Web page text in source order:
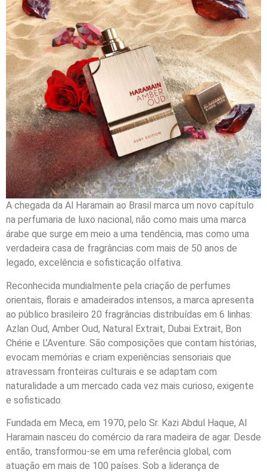
A chegada da Al Haramain ao Brasil marca um novo capítulo
na perfumaria de luxo nacional, não como mais uma marca
árabe que surge em meio a uma tendência, mas como uma
verdadeira casa de fragrâncias com mais de 50 anos de
legado, excelência e sofisticação olfativa.
Reconhecida mundialmente pela criação de perfumes
orientais, florais e amadeirados intensos, a marca apresenta
ao público brasileiro 20 fragrâncias distribuídas em 6 linhas:
Azlan Oud, Amber Oud, Natural Extrait, Dubai Extrait, Bon
Chérie e L’Aventure. São composições que contam histórias,
evocam memórias e criam experiências sensoriais que
atravessam fronteiras culturais e se adaptam com
naturalidade a um mercado cada vez mais curioso, exigente
e sofisticado.
Fundada em Meca, em 1970, pelo Sr. Kazi Abdul Haque, Al
Haramain nasceu do comércio da rara madeira de agar. Desde
então, transformou-se em uma referência global, com
atuação em mais de 100 países. Sob a liderança de